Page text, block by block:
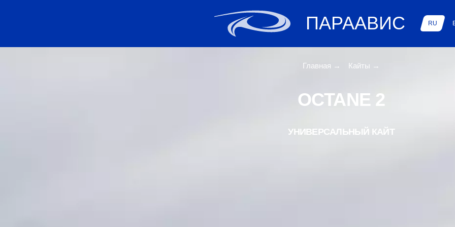
ПАРААВИС RU
Главная → Кайты →
OCTANE 2
УНИВЕРСАЛЬНЫЙ КАЙТ